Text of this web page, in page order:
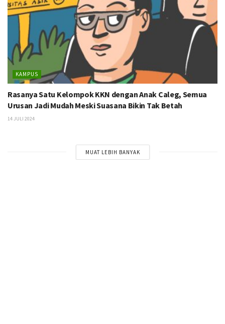
KAMPUS
Rasanya Satu Kelompok KKN dengan Anak Caleg, Semua
Urusan Jadi Mudah Meski Suasana Bikin Tak Betah
14 JULI 2024
MUAT LEBIH BANYAK